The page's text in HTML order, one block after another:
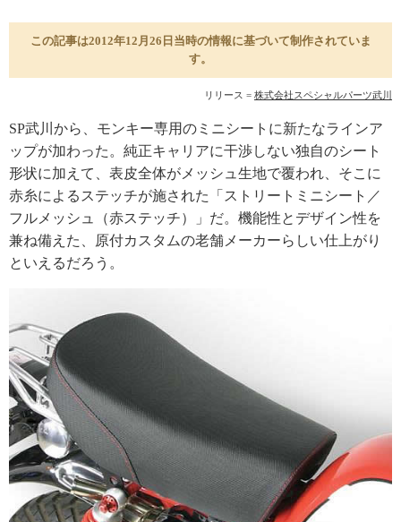
この記事は2012年12月26日当時の情報に基づいて制作されていま
す。
リリース = 株式会社スペシャルパーツ武川
SP武川から、モンキー専用のミニシートに新たなラインア
ップが加わった。純正キャリアに干渉しない独自のシート
形状に加えて、表皮全体がメッシュ生地で覆われ、そこに
赤糸によるステッチが施された「ストリートミニシート／
フルメッシュ（赤ステッチ）」だ。機能性とデザイン性を
兼ね備えた、原付カスタムの老舗メーカーらしい仕上がり
といえるだろう。